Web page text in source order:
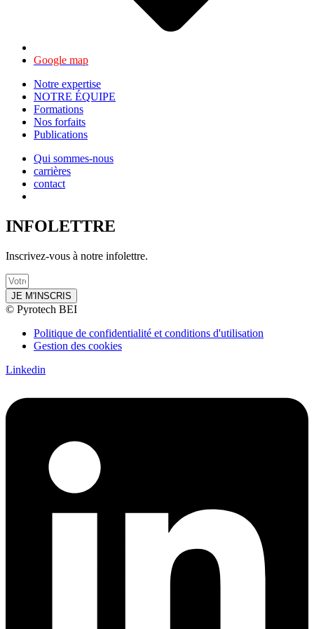
Google map
Notre expertise
NOTRE ÉQUIPE
Formations
Nos forfaits
Publications
Qui sommes-nous
carrières
contact
INFOLETTRE
Inscrivez-vous à notre infolettre.
JE M'INSCRIS
© Pyrotech BEI
Politique de confidentialité et conditions d'utilisation
Gestion des cookies
Linkedin